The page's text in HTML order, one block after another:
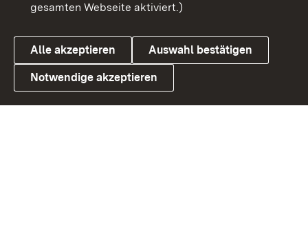
Link zum Landesportal
Datenschutz
Cookies
gesamten Webseite aktiviert.)
Alle akzeptieren Auswahl bestätigen
Notwendige akzeptieren